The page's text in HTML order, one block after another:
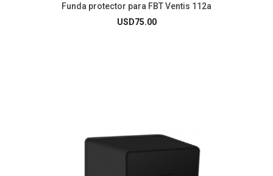
Funda protector para FBT Ventis 112a
USD75.00